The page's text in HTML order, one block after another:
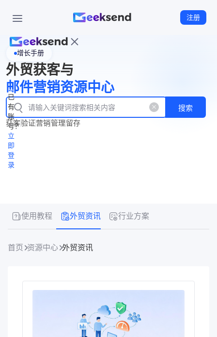
注册
页
WhatsApp
企业号
New
产
品
功
能
产
品
价
格
资
源
中
心
立
即
注
册
已
有
账
号？
立
即
登
录
增长手册
外贸获客与
邮件营销资源中心
搜索
获客验证营销管理留存
使用教程 外贸资讯 行业方案
首页 资源中心 外贸资讯